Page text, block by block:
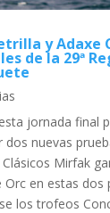
y Adaxe
de la 29ª
jornada final
dos nuevas
Mirfak
Orc en estas dos
los trofeos